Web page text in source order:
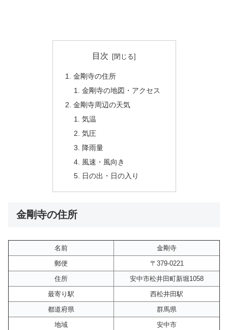
目次
金剛寺の住所
金剛寺の地図・アクセス
金剛寺周辺の天気
気温
気圧
降雨量
風速・風向き
日の出・日の入り
金剛寺の住所
名前
金剛寺
郵便
〒379-0221
住所
安中市松井田町新堀1058
最寄り駅
西松井田駅
都道府県
群馬県
地域
安中市